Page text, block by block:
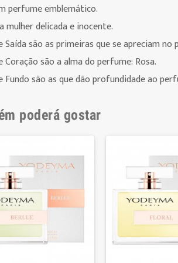
perfume emblemático.
mulher delicada e inocente.
Saída são as primeiras que se apreciam
Coração são a alma do perfume: Rosa.
Fundo são as que dão profundidade ao
poderá gostar